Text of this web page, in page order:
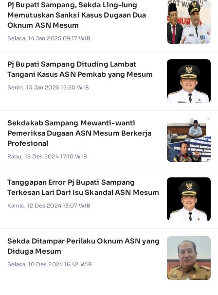
Pj Bupati Sampang, Sekda Ling-lung
Memutuskan Sanksi Kasus Dugaan Dua
Oknum ASN Mesum
Selasa, 14 Jan 2025 09:17 WIB
Pj Bupati Sampang Dituding Lambat
Tangani Kasus ASN Pemkab yang Mesum
Senin, 13 Jan 2025 12:30 WIB
Sekdakab Sampang Mewanti-wanti
Pemeriksa Dugaan ASN Mesum Berkerja
Profesional
Rabu, 18 Des 2024 17:10 WIB
Tanggapan Error Pj Bupati Sampang
Terkesan Lari Dari Isu Skandal ASN Mesum
Kamis, 12 Des 2024 13:07 WIB
Sekda Ditampar Perilaku Oknum ASN yang
Diduga Mesum
Selasa, 10 Des 2024 16:42 WIB